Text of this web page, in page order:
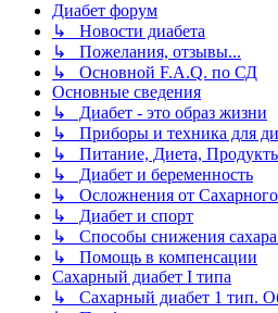
Диабет форум
↳ Новости диабета
↳ Пожелания, отзывы...
↳ Основной F.A.Q. по СД
Основные сведения
↳ Диабет - это образ жизни
↳ Приборы и техника для
↳ Питание, Диета,
↳ Диабет и беременность
↳ Осложнения от Сахарного
↳ Диабет и спорт
↳ Способы снижения сахара
↳ Помощь в компенсации
Сахарный диабет I типа
↳ Сахарный диабет 1 тип.